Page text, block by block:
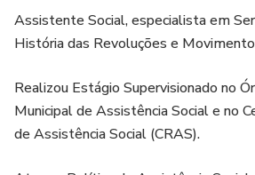
Assistente Social, especialista em
História das Revoluções e
Realizou Estágio Supervisionado no
Municipal de Assistência Social e no
de Assistência Social (CRAS).